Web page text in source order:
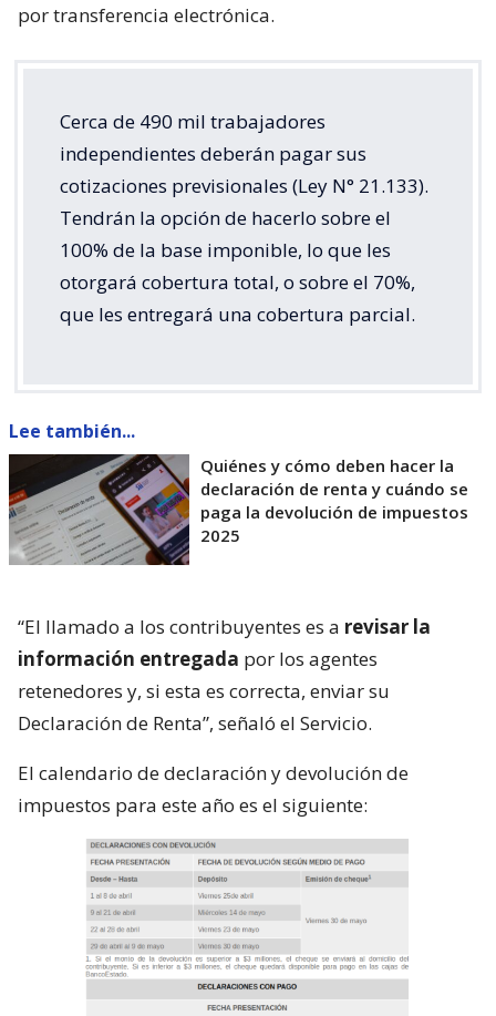
por transferencia electrónica.
Cerca de 490 mil trabajadores
independientes deberán pagar sus
cotizaciones previsionales (Ley N° 21.133).
Tendrán la opción de hacerlo sobre el
100% de la base imponible, lo que les
otorgará cobertura total, o sobre el 70%,
que les entregará una cobertura parcial.
Lee también...
Quiénes y cómo deben hacer la
declaración de renta y cuándo se
paga la devolución de impuestos
2025
“El llamado a los contribuyentes es a revisar la
información entregada por los agentes
retenedores y, si esta es correcta, enviar su
Declaración de Renta”, señaló el Servicio.
El calendario de declaración y devolución de
impuestos para este año es el siguiente: